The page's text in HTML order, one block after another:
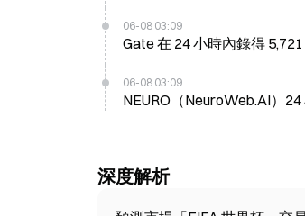
06-08 03:09
Gate 在 24 小時內錄得
06-08 03:09
NEURO（NeuroWeb.AI）
深度解析